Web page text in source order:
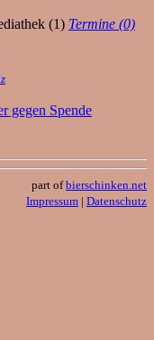
(1) Termine (0)
gegen Spende
part ofbierschinken.net
Impressum | Datenschutz